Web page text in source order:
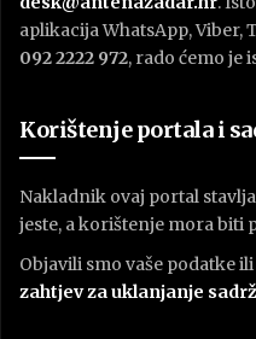
aplikacija WhatsApp, Viber,
092 2222 972, rado ćemo je
Korištenje portala i
Nakladnik ovaj portal
jeste, a korištenje mora biti
Objavili smo vaše podatke
zahtjev za uklanjanje